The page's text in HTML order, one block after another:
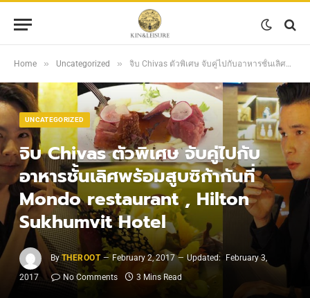
Home » Uncategorized » จิบ Chivas ตัวพิเศษ จับคู่ไปกับอาหารชั้นเลิศพร้อมสูบซิก้ากันที่ Mondo restaurant , Hilton Sukhumvit Hotel
UNCATEGORIZED
จิบ Chivas ตัวพิเศษ จับคู่ไปกับ
อาหารชั้นเลิศพร้อมสูบซิก้ากันที่
Mondo restaurant , Hilton
Sukhumvit Hotel
By THEROOT February 2, 2017 Updated:
February 3,
2017
No Comments 3 Mins Read